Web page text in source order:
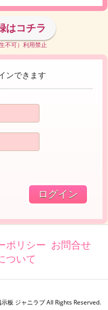
はコチラ
不可）利用禁止
ンできます
ポリシー お問合せ
ついて
板 ジャニラブAll Rights Reserved.